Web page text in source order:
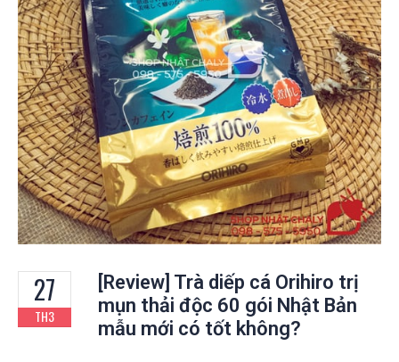
27
TH3
[Review] Trà diếp cá Orihiro trị
mụn thải độc 60 gói Nhật Bản
mẫu mới có tốt không?